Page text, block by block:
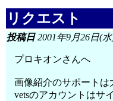
リクエスト
投稿日2001年9月26日(水
プロキオンさんへ
画像紹介のサポートは
vetsのアカウントはサ